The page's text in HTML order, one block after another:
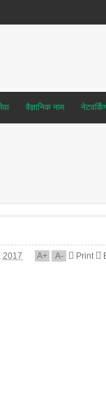
वैज्ञानिक नाम
2017 A+ A- Print